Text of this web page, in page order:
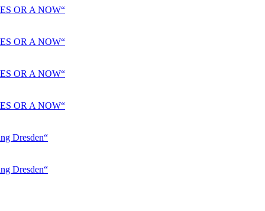
OR A NOW“
OR A NOW“
OR A NOW“
OR A NOW“
Dresden“
Dresden“